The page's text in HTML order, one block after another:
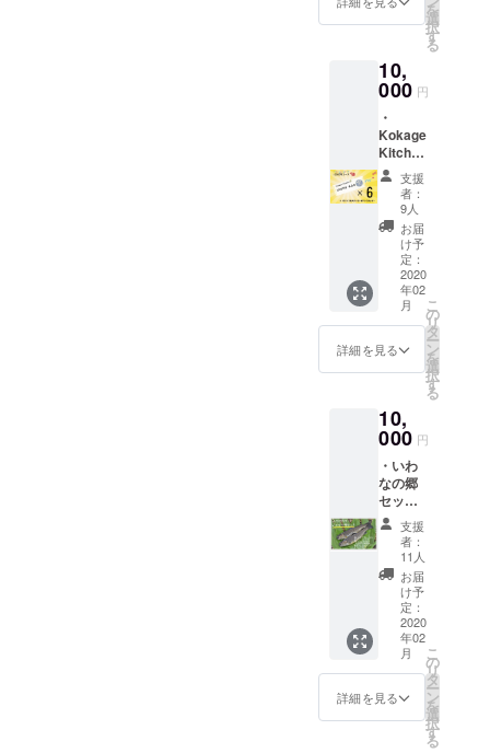
み）。
※出店情
報はあ
らかじ
めお店
のSNS
よりご
確認く
ださ
い。 ※
商品券
の有効
期限は
2021年
5月末ま
でで
す。 ※
2月1日
から順
けを開
始し、
2020年
2月29日
までに
お届け
しま
す。 ※
災害等
により
営業不
可能と
場合の
払い戻
スレ
ター
Kitchen
のキッ
チン
カーに
一緒に
乗り、
出店ス
タッフ
として
お手伝
いいた
だける
権利で
す。プ
ラス、
オリジ
ナルス
めたサ
ンクス
レター
をお送
りしま
す。 ※
お手伝
いいた
だく際
の場所
や日時
は応相
談で
す。会
場まで
の交通
費や宿
を
選
択
す
る
10,
000 円
・
Kokage
Kitchen
6000円
分商品
券 ・オ
リジナ
ルス
テッ
カー ・
サンク
スレ
ター お
店でご
使用い
ただけ
円分の
商品券
と、オ
リジナ
ルス
テッ
カー、
心を込
めたサ
ンクス
レター
をお送
りしま
す。 ※
指定住
所へお
送りし
支援
者：
9人
お届
け予
定：
2020
年02
月
詳細を見る
こ
の
リ
タ
ー
ン
を
選
択
す
る
10,
000 円
・いわ
なの郷
セット
(いわな
のア
ヒー
ジョ、
スモー
クいわ
な) ・
Kokage
Kitchen
4000円
分商品
券 ・オ
リジナ
支援
者：
11人
お届
け予
定：
2020
年02
月
詳細を見る
こ
の
リ
タ
ー
ン
を
選
択
す
る